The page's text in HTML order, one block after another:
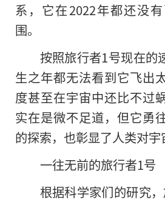
系，它在2022年都还没
围。
按照旅行者1号现在的
生之年都无法看到它飞出
度甚至在宇宙中还比不过
实在是微不足道，但它勇
的探索，也彰显了人类对宇
一往无前的旅行者1号
根据科学家们的研究